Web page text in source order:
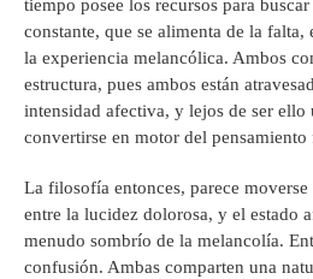
tiempo posee los recursos para
constante, que se alimenta de la
la experiencia melancólica. Ambos
estructura, pues ambos están
intensidad afectiva, y lejos de ser ello
convertirse en motor del
La filosofía entonces, parece
entre la lucidez dolorosa, y el estado
menudo sombrío de la melancolía.
confusión. Ambas comparten una